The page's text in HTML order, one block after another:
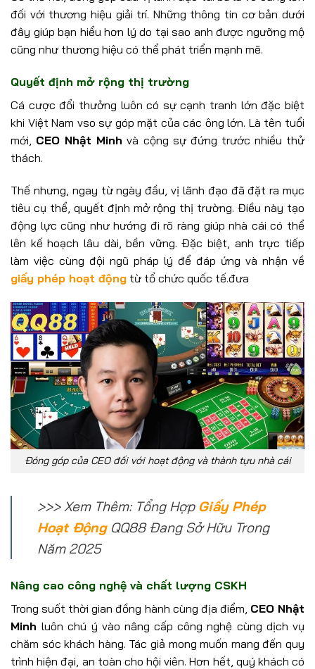
đối với thương hiệu giải trí. Những thông tin cơ bản dưới
đây giúp bạn hiểu hơn lý do tại sao anh được ngưỡng mộ
cũng như thương hiệu có thể phát triển mạnh mẽ.
Quyết định mở rộng thị trường
Cá cược đổi thưởng luôn có sự cạnh tranh lớn đặc biệt
khi Việt Nam vso sự góp mặt của các ông lớn. Là tên tuổi
mới, CEO Nhật Minh và cộng sự đứng trước nhiều thử
thách.
Thế nhưng, ngay từ ngày đầu, vị lãnh đạo đã đặt ra mục
tiêu cụ thể, quyết định mở rộng thị trường. Điều này tạo
động lực cũng như hướng đi rõ ràng giúp nhà cái có thể
lên kế hoạch lâu dài, bền vững. Đặc biệt, anh trực tiếp
làm việc cùng đội ngũ pháp lý để đáp ứng và nhận về
giấy phép hoạt động từ tổ chức quốc tế.đưa
Đóng góp của CEO đối với hoạt động và thành tựu nhà cái
>>> Xem Thêm: Tổng Hợp Giấy Phép
Hoạt ĐộngQQ88 Đang Sở Hữu Trong
Năm 2025
Nâng cao công nghệ và chất lượng CSKH
Trong suốt thời gian đồng hành cùng địa điểm, CEO Nhật
Minhluôn chú ý vào nâng cấp công nghệ cùng dịch vụ
chăm sóc khách hàng. Tác giả mong muốn mang đến quy
trình hiện đại, an toàn cho hội viên. Hơn hết, quý khách có